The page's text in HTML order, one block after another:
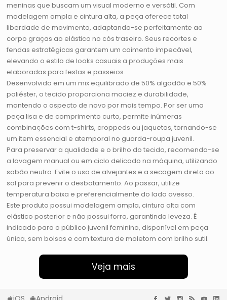
meninas que buscam um visual moderno e versátil. Com
modelagem ampla e cintura alta, a peça oferece total
liberdade de movimento, adaptando-se perfeitamente ao
corpo graças ao elástico no cós traseiro. Seus recortes e
fendas estratégicas garantem um caimento impecável,
elevando o estilo de looks casuais a produções mais
elaboradas para festas e passeios.
Desenvolvido em um mix equilibrado de 50% algodão e 50%
poliéster, o tecido proporciona maciez e durabilidade,
mantendo o aspecto de novo por mais tempo. Por ser uma
peça lisa e de comprimento curto, permite inúmeras
combinações com t-shirts, croppeds ou jaquetas, tornando-se
um item essencial e atemporal no guarda-roupa juvenil.
Para preservar a qualidade e o brilho do tecido, recomenda-se
a lavagem manual ou em ciclo delicado na máquina, utilizando
sabão neutro. Evite o uso de alvejantes e a secagem direta ao
sol para prevenir o desbotamento. Ao passar, utilize
temperatura baixa e preferencialmente do lado avesso.
Este produto possui modelagem ampla, cintura alta com
elástico posterior e não possui forro, garantindo leveza. É
indicado para o público juvenil feminino, disponível em peça
única, sem bolsos e com textura de moletom com brilho sutil.
Veja mais